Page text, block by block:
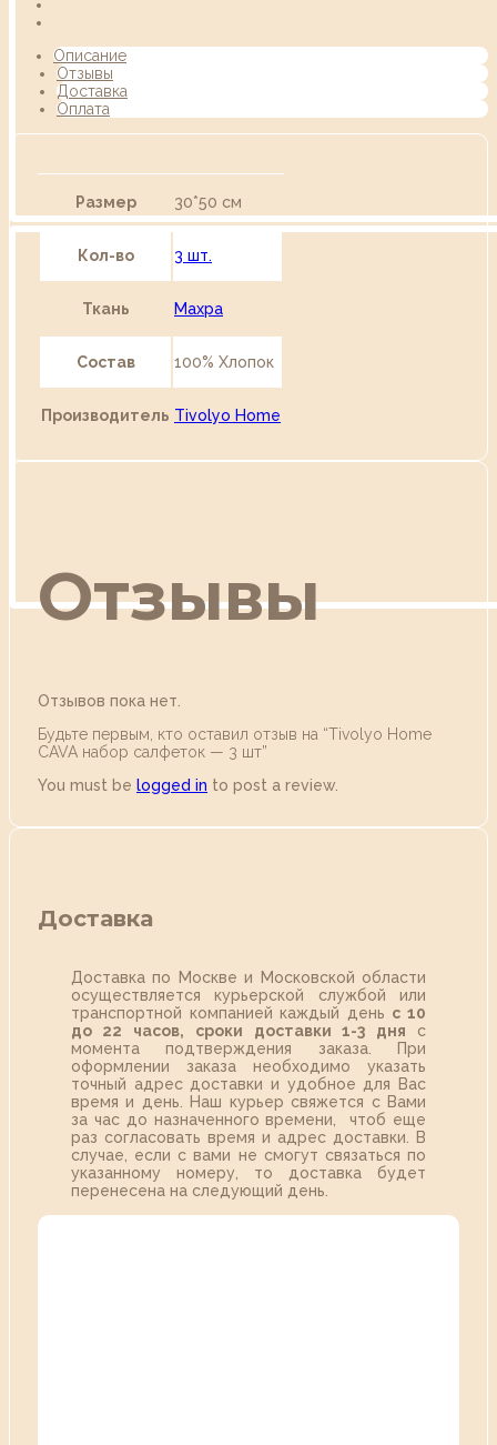
Описание
Отзывы
Доставка
Оплата
Размер 30*50 см
Кол-во 3 шт.
Ткань Махра
Состав 100% Хлопок
Производитель Tivolyo Home
Отзывы
Отзывов пока нет.
Будьте первым, кто оставил отзыв на “Tivolyo Home
CAVA набор салфеток — 3 шт”
You must be logged in to post a review.
Доставка
Доставка по Москве и Московской области
осуществляется курьерской службой или
транспортной компанией каждый день с 10
до 22 часов,
сроки доставки 1-3 дня с
момента подтверждения заказа. При
оформлении заказа необходимо указать
точный адрес доставки и удобное для Вас
время и день. Наш курьер свяжется с Вами
за час до назначенного времени, чтоб еще
раз согласовать время и адрес доставки. В
случае, если с вами не смогут связаться по
указанному номеру, то доставка будет
перенесена на следующий день.